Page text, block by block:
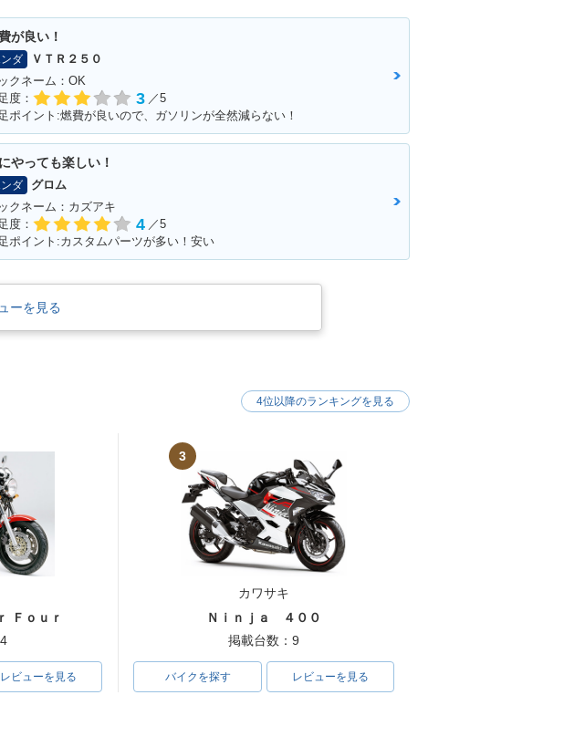
年 CB400 SUPER
HYPER VTEC R
ABS Special Editio
ラーチェンジ
2007年 CB400 SUPER
FOUR HYPER VTEC R
2007年 CB400 SUPER
FOUR HYPER VTEC R
CB400 SUPER
VERSION S・マ
チェンジ
1996年 CB400 SUPER
FOUR・マイナーチェン
1996年 CB400 SUPER
FOUR VERSION S・追
加
が良い！
ダ
ＶＴＲ２５０
クネーム：OK
度：
3 ／5
ポイント:燃費が良いので、ガソリンが全然減らない！
やっても楽しい！
ダ
グロム
クネーム：カズアキ
度：
4 ／5
ポイント:カスタムパーツが多い！安い
ーを見る
Ｆｏｕｒ
レビューを見る
3
カワサキ
Ｎｉｎｊａ ４００
掲載台数：9
バイクを探す レビューを見る
4位以降のランキングを見る